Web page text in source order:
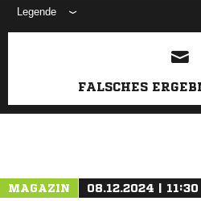
Legende
ANZEIGE
FALSCHES
MAGAZIN 08.12.2024 | 11:30